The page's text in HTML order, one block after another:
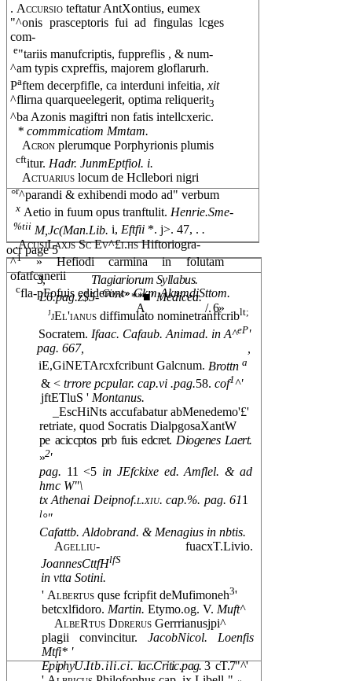
. Accursioteftatur AntXontius, eumex
"^onis prasceptoris fui ad fingulas lcges
com-
e"tariis manufcriptis, fuppreflis , & num-
^am typis cxpreffis, majorem gloflarurh.
Paftem decerpfifle, ca interduni infeitia,xit
^flirna quarqueelegerit, optima reliquerit3
^ba Azonis magiftri non fatis intellcxeric.
* commmicatiom Mmtam.
Acron plerumque Porphyrionis plumis
cftitur. Hadr. JunmEptfiol. i.
Actuarius locum de Hcllebori nigri
°r^parandi & exhibendi modo ad" verbum
x Aetio in fuum opus tranftulit.Henrie.Sme-
%tii M,Jc(Man.Lib. i, Eftfii *. j>. 47, . .
.AcusjLaxjs Sc Ev^£i.hsHiftoriogra-
^1» Hefiodi carmina in folutam
ofatfcanerii
cfla-pFofuis ediderunt»Ckm.AknmdiSttom.
A
/. 6»
ocr page 5
3,
Tlagiariorum Syllabus.
L6.pag.z$5-Gi'^c' **■' Medicea.
jjEl'ianusdiffimulato nominetranffcriblt;
Socratem. Ifaac. Cafaub. Animad. in A^eP'
pag. 667,
iE,GiNETArcxfcribunt Galcnum. Brottn a
& <trrore pcpular. cap.vi .pag.58.cof1^'
jftETluS ' Montanus.
_EscHiNts accufabatur abMenedemo'£'
retriate, quod Socratis DialpgosaXantW
pe aciccptos prb fuis edcret. Diogenes Laert.
»2'
pag. 11 <5 in JEfckixe ed. Amflel. & ad
hmc W"\
tx Athenai Deipnof.l.xiu.cap.%. pag. 611 
l°"
Cafattb. Aldobrand. & Menagius in nbtis.
Agelliu- fuacxT.Livio.
JoannesCttfHlfS
in vtta Sotini.
' Albertus quse fcripfit deMufimoneh3'
betcxlfidoro. Martin. Etymo.og. V. Muft^
AlbeRtus Ddrerus Gerrrianusjpi^
plagii convincitur. JacobNicol. Loenfis
Mtfi* '
EpiphyU.Itb.ili.ci.lac.Critic.pag.3  cT.7"^'